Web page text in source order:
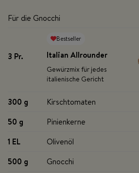
Für die Gnocchi
3 Pr.
Bestseller
Italian Allrounder
Gewürzmix für jedes
italienische Gericht
300 g
Kirschtomaten
50 g
Pinienkerne
1 EL
Olivenöl
500 g
Gnocchi